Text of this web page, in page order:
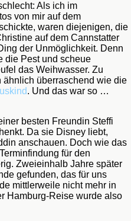
Als ich im
von mir auf dem
waren diejenigen, die
auf dem Cannstatter
der Unmöglichkeit. Denn
die Pest und scheue
das Weihwasser. Zu
ähnlich überraschend wie die
. Und das war so …
besten Freundin Steffi
Da sie Disney liebt,
anschauen. Doch wie das
für den
Zweieinhalb Jahre später
gefunden, das für uns
mittlerweile nicht mehr in
Hamburg-Reise wurde also